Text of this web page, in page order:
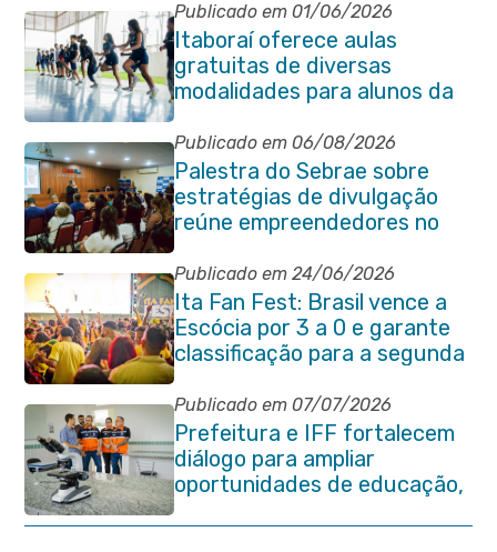
Publicado em 01/06/2026
Itaboraí oferece aulas
gratuitas de diversas
modalidades para alunos da
rede municipal de ensino
Publicado em 06/08/2026
Palestra do Sebrae sobre
estratégias de divulgação
reúne empreendedores no
Centro de Itaboraí
Publicado em 24/06/2026
Ita Fan Fest: Brasil vence a
Escócia por 3 a 0 e garante
classificação para a segunda
fase da Copa do Mundo
Publicado em 07/07/2026
Prefeitura e IFF fortalecem
diálogo para ampliar
oportunidades de educação,
ciência e inovação em
Itaboraí